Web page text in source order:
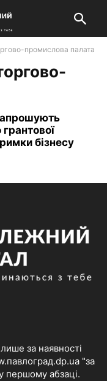
промислова палата
бізнесу
за наявності
"за
першому абзаці.